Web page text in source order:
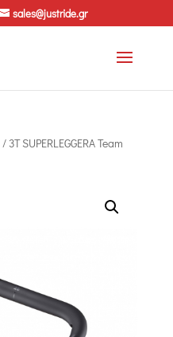
sales@justride.gr
/ 3T SUPERLEGGERA Team